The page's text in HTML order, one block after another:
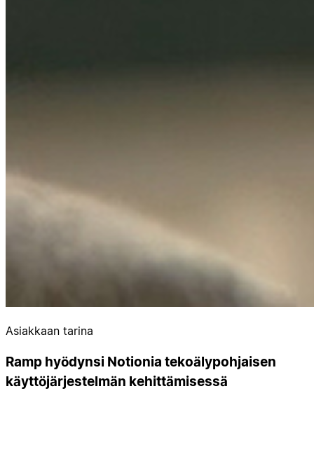
Asiakkaan tarina
Ramp hyödynsi Notionia tekoälypohjaisen
käyttöjärjestelmän kehittämisessä